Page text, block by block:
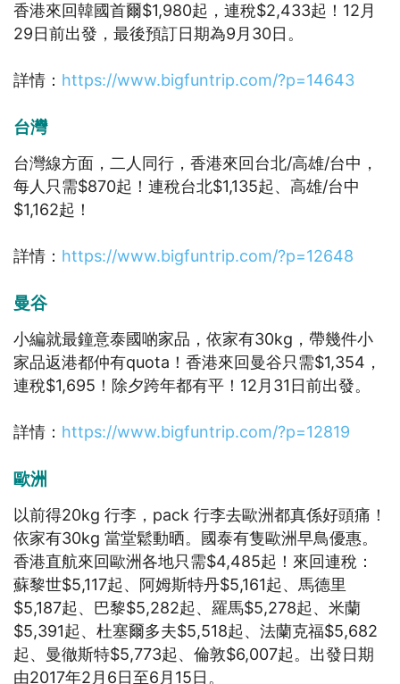
香港來回韓國首爾$1,980起，連稅$2,433起！12月
29日前出發，最後預訂日期為9月30日。
詳情： https://www.bigfuntrip.com/?p=14643
台灣
台灣線方面，二人同行，香港來回台北/高雄/台中，
每人只需$870起！連稅台北$1,135起、高雄/台中
$1,162起！
詳情： https://www.bigfuntrip.com/?p=12648
曼谷
小編就最鐘意泰國啲家品，依家有30kg，帶幾件小
家品返港都仲有quota！香港來回曼谷只需$1,354，
連稅$1,695！除夕跨年都有平！12月31日前出發。
詳情： https://www.bigfuntrip.com/?p=12819
歐洲
以前得20kg 行李，pack 行李去歐洲都真係好頭痛！
依家有30kg 當堂鬆動晒。國泰有隻歐洲早鳥優惠。
香港直航來回歐洲各地只需$4,485起！來回連稅：
蘇黎世$5,117起、阿姆斯特丹$5,161起、馬德里
$5,187起、巴黎$5,282起、羅馬$5,278起、米蘭
$5,391起、杜塞爾多夫$5,518起、法蘭克福$5,682
起、曼徹斯特$5,773起、倫敦$6,007起。出發日期
由2017年2月6日至6月15日。